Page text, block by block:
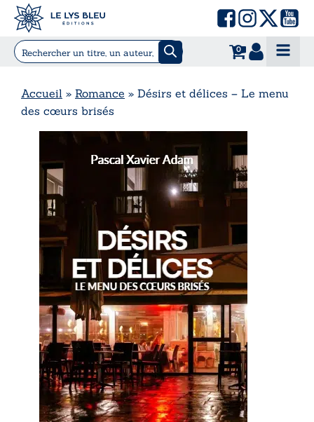
0
Accueil » Romance » Désirs et délices – Le menu
des cœurs brisés